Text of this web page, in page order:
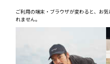
ご利用の端末・ブラウザが変わると、お
れません。